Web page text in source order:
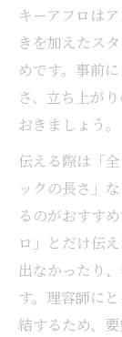
キーアフロは
きを加えたス
めです。事前
さ、立ち上が
おきましょう。
伝える際は「
ックの長さ」
るのがおすす
ロ」とだけ伝
出なかったり
す。理容師に
結するため、